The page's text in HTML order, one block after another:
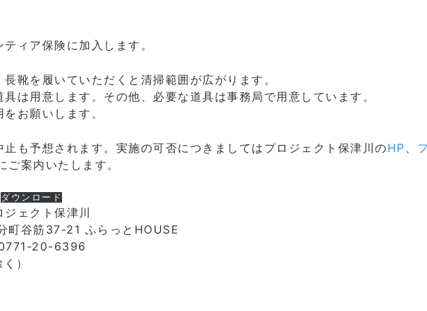
ィア保険に加入します。
靴を履いていただくと清掃範囲が広がります。
は用意します。その他、必要な道具は事務局で用意しています。
お願いします。
も予想されます。実施の可否につきましてはプロジェクト保津川のHP 、
ご案内いたします。
ダウンロード
ェクト保津川
谷筋37-21 ふらっとHOUSE
20-6396
）